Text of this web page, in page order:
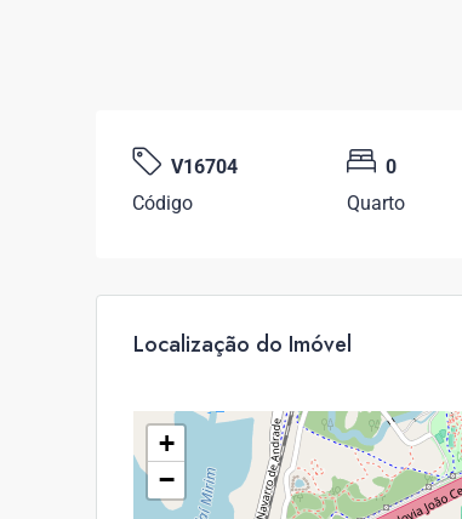
V16704
Código
0
Quarto
Localização do Imóvel
+
−